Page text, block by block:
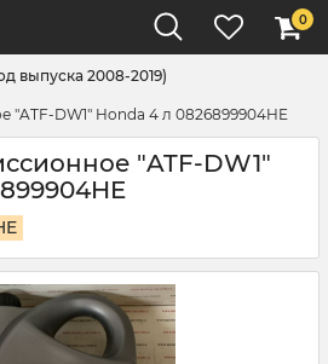
0
выпуска 2008-2019)
"ATF-DW1" Honda 4 л 0826899904HE
"ATF-DW1"